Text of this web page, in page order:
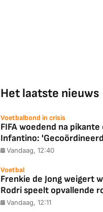
Het laatste nieuws
Voetbalbond in crisis
FIFA woedend na
Infantino:
Vandaag, 12:40
Voetbal
Frenkie de Jong weigert
Rodri speelt opvallende
Vandaag, 12:11